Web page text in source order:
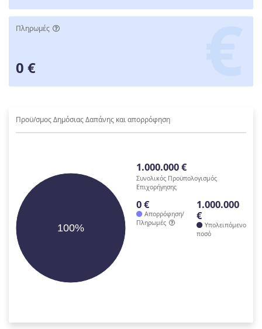
Πληρωμές
0 €
Προϋ/σμος Δημόσιας Δαπάνης και απορρόφηση
100%
1.000.000 €
Συνολικός Προϋπολογισμός
Επιχορήγησης
0 €
Απορρόφηση/
Πληρωμές
1.000.000
€
Υπολειπόμενο
ποσό